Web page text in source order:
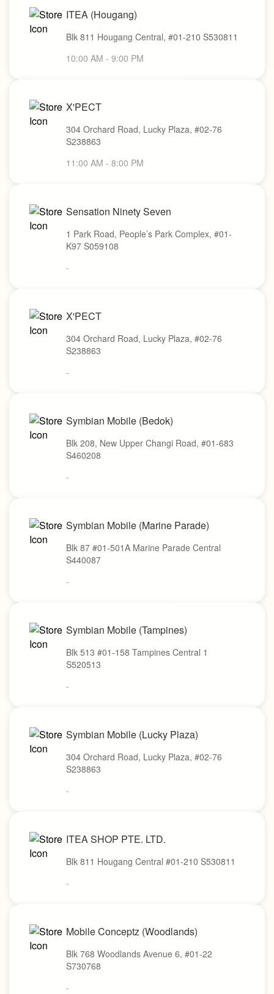
ITEA (Hougang)
Blk 811 Hougang Central, #01-210 S530811
10:00 AM - 9:00 PM
X'PECT
304 Orchard Road, Lucky Plaza, #02-76
S238863
11:00 AM - 8:00 PM
Sensation Ninety Seven
1 Park Road, People’s Park Complex, #01-
K97 S059108
-
X'PECT
304 Orchard Road, Lucky Plaza, #02-76
S238863
-
Symbian Mobile (Bedok)
Blk 208, New Upper Changi Road, #01-683
S460208
-
Symbian Mobile (Marine Parade)
Blk 87 #01-501A Marine Parade Central
S440087
-
Symbian Mobile (Tampines)
Blk 513 #01-158 Tampines Central 1
S520513
-
Symbian Mobile (Lucky Plaza)
304 Orchard Road, Lucky Plaza, #02-76
S238863
-
ITEA SHOP PTE. LTD.
Blk 811 Hougang Central #01-210 S530811
-
Mobile Conceptz (Woodlands)
Blk 768 Woodlands Avenue 6, #01-22
S730768
-